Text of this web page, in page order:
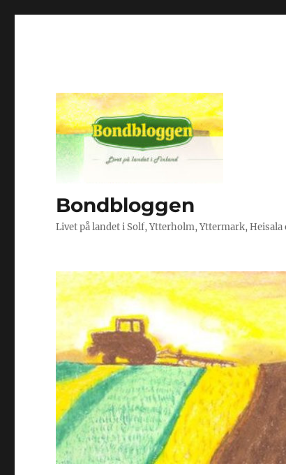
Bondbloggen
Livet på landet i Solf, Ytterholm, Yttermark,